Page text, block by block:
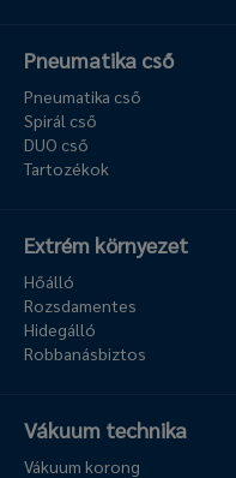
Pneumatika cső
Pneumatika cső
Spirál cső
DUO cső
Tartozékok
Extrém környezet
Hőálló
Rozsdamentes
Hidegálló
Robbanásbiztos
Vákuum technika
Vákuum korong